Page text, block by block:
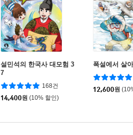
설민석의 한국사 대모험 3
7
168건
14,400원 (10% 할인)
폭설에서 살
12,600원